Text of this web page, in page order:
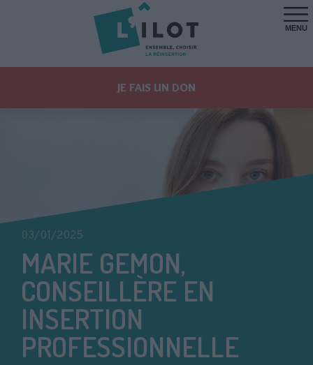
MENU
JE FAIS UN DON
03/01/2025
MARIE GEMON,
CONSEILLÈRE EN
INSERTION
PROFESSIONNELLE